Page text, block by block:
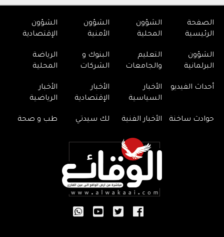
الصفحة
الرئيسية
الشؤون
المحلية
الشؤون
الأمنية
الشؤون
الإقتصادية
الشؤون
البرلمانية
التعليم
والجامعات
البنوك و
الشركات
الرياضة
المحلية
أحداث الفيديو
الأخبار
السياسية
الأخبار
الإقتصادية
الأخبار
الرياضية
حوادث ساخنة الأخبار الفنية لك سيدتي طب و صحة